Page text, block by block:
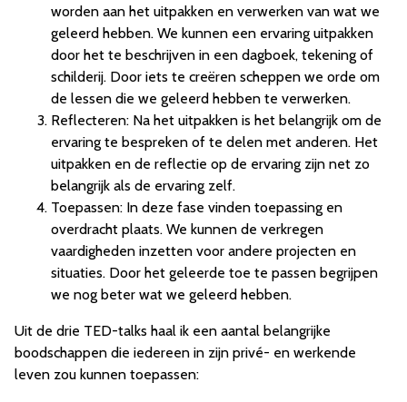
worden aan het uitpakken en verwerken van wat we
geleerd hebben. We kunnen een ervaring uitpakken
door het te beschrijven in een dagboek, tekening of
schilderij. Door iets te creëren scheppen we orde om
de lessen die we geleerd hebben te verwerken.
Reflecteren: Na het uitpakken is het belangrijk om de
ervaring te bespreken of te delen met anderen. Het
uitpakken en de reflectie op de ervaring zijn net zo
belangrijk als de ervaring zelf.
Toepassen: In deze fase vinden toepassing en
overdracht plaats. We kunnen de verkregen
vaardigheden inzetten voor andere projecten en
situaties. Door het geleerde toe te passen begrijpen
we nog beter wat we geleerd hebben.
Uit de drie TED-talks haal ik een aantal belangrijke
boodschappen die iedereen in zijn privé- en werkende
leven zou kunnen toepassen: